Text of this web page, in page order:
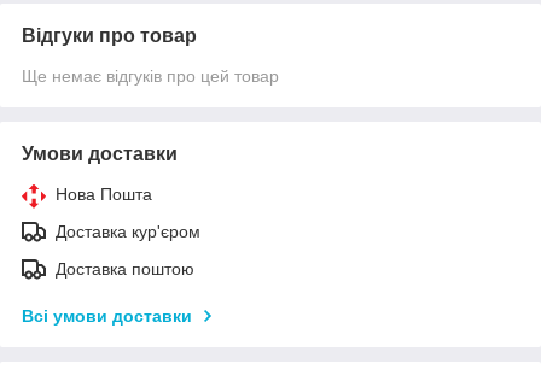
Відгуки про товар
Ще немає відгуків про цей товар
Умови доставки
Нова Пошта
Доставка кур'єром
Доставка поштою
Всі умови доставки